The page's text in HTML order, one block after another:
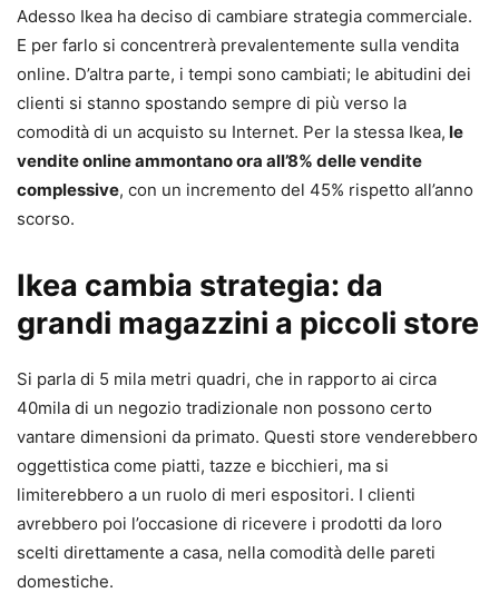
Adesso Ikea ha deciso di cambiare strategia commerciale.
E per farlo si concentrerà prevalentemente sulla vendita
online. D’altra parte, i tempi sono cambiati; le abitudini dei
clienti si stanno spostando sempre di più verso la
comodità di un acquisto su Internet. Per la stessa Ikea, le
vendite online ammontano ora all’8% delle vendite
complessive, con un incremento del 45% rispetto all’anno
scorso.
Ikea cambia strategia: da
grandi magazzini a piccoli store
Si parla di 5 mila metri quadri, che in rapporto ai circa
40mila di un negozio tradizionale non possono certo
vantare dimensioni da primato. Questi store venderebbero
oggettistica come piatti, tazze e bicchieri, ma si
limiterebbero a un ruolo di meri espositori. I clienti
avrebbero poi l’occasione di ricevere i prodotti da loro
scelti direttamente a casa, nella comodità delle pareti
domestiche.